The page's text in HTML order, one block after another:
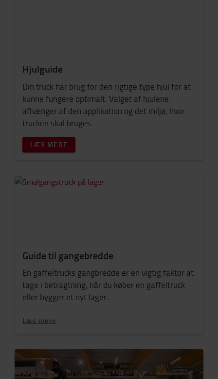
Hjulguide
Din truck har brug for den rigtige type hjul for at
kunne fungere optimalt. Valget af hjulene
afhænger af den applikation og det miljø, hvor
trucken skal bruges.
LÆS MERE
Guide til gangebredde
En gaffeltrucks gangbredde er en vigtig faktor at
tage i betragtning, når du køber en gaffeltruck
eller bygger et nyt lager.
Læs mere